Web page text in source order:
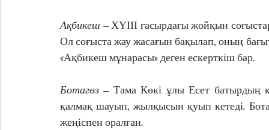
Ақбикеш – ХҮІІІ ғасырдағы жойқын
Ол соғыста жау жасағын бақылап, оның
«Ақбикеш мұнарасы» деген ескерткіш бар.
Ботагөз – Тама Көкі ұлы Есет батырдың
қалмақ шауып, жылқысын қуып кетеді.
жеңіспен оралған.